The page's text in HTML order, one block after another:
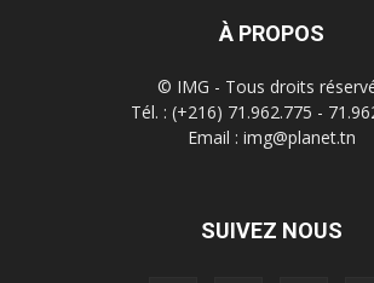
À PROPOS
© IMG - Tous droits
Tél. : (+216) 71.962.775 -
Email : img@planet.tn
SUIVEZ NOUS